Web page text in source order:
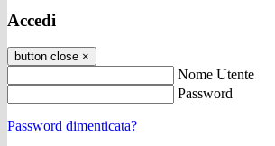
Accedi
button close ×
Nome Utente
Password
Password dimenticata?